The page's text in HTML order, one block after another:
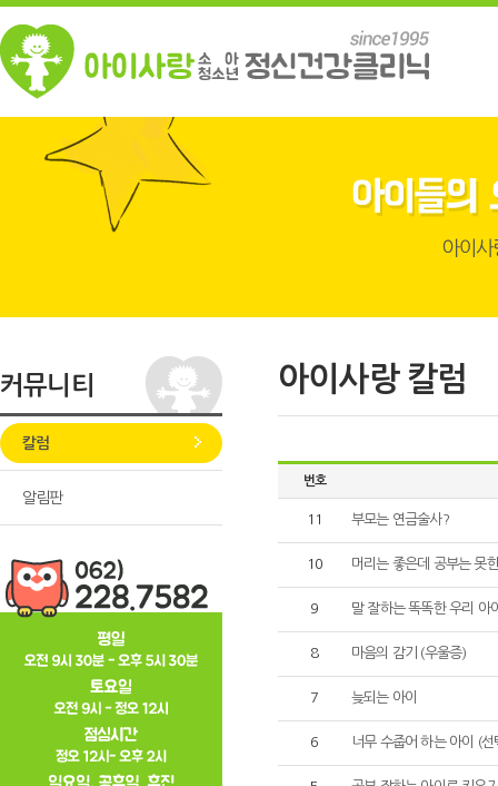
커뮤니티
칼럼
알림판
아이사랑 칼럼
번호
11 부모는 연금술사?
10 머리는 좋은데 공부는 못
9 말 잘하는 똑똑한 우리 아
8 마음의 감기 (우울증)
7 늦되는 아이
6 너무 수줍어 하는 아이 (